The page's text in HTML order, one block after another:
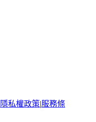
隱私權政策|服務條